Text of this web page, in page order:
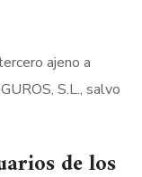
ajeno a
S.L., salvo
de los